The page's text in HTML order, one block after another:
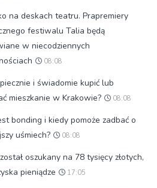
na deskach teatru. Prapremiery
festiwalu Talia będą
w niecodziennych
08:08
i świadomie kupić lub
mieszkanie w Krakowie?
08:08
bonding i kiedy pomoże zadbać o
uśmiech?
08:08
oszukany na 78 tysięcy złotych,
pieniądze
17:05